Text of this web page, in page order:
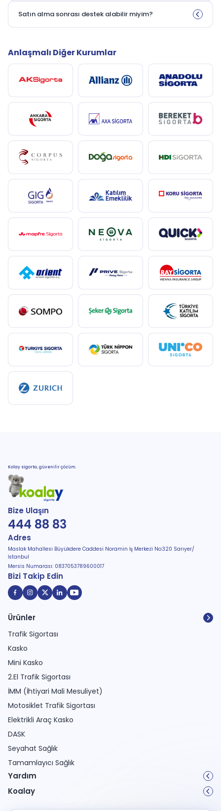
Satın alma sonrası destek alabilir miyim?
Anlaşmalı Diğer Kurumlar
Kolay sigorta, güvenilir çözüm.
Bize Ulaşın
444 88 83
Adres
Maslak Mahallesi Büyükdere Caddesi Noramin İş Merkezi No:320 Sarıyer/
İstanbul
Mersis Numarası: 0837053789600017
Bizi Takip Edin
Ürünler
Trafik Sigortası
Kasko
Mini Kasko
2.El Trafik Sigortası
İMM (İhtiyari Mali Mesuliyet)
Motosiklet Trafik Sigortası
Elektrikli Araç Kasko
DASK
Seyahat Sağlık
Tamamlayıcı Sağlık
Yardım
Koalay